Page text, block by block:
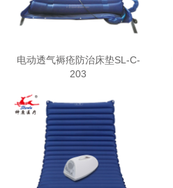
电动透气褥疮防治床垫SL-C-
203